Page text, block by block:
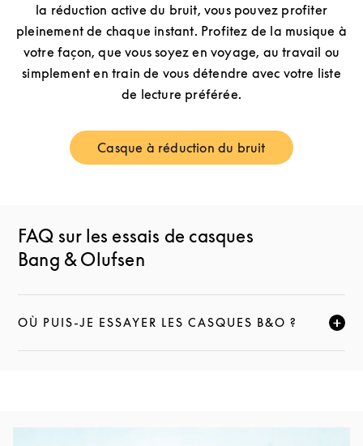
la réduction active du bruit, vous pouvez profiter
pleinement de chaque instant. Profitez de la musique à
votre façon, que vous soyez en voyage, au travail ou
simplement en train de vous détendre avec votre liste
de lecture préférée.
Casque à réduction du bruit
Link Opens in New Tab
FAQ sur les essais de casques
Bang & Olufsen
OÙ PUIS-JE ESSAYER LES CASQUES B&O ?
CLIQUEZ POUR ÉLARGIR CETTE DESCRIPTION ET